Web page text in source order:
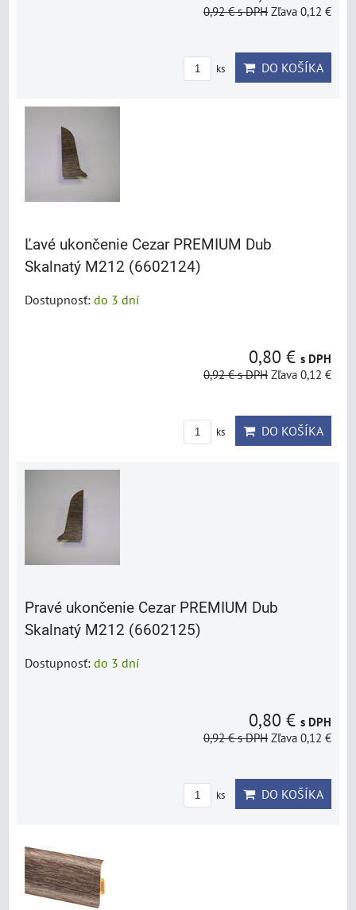
0,92 €s DPH Zľava 0,12 €
ks DO KOŠÍKA
Ľavé ukončenie Cezar PREMIUM Dub
Skalnatý M212 (6602124)
Dostupnosť: do 3 dní
0,80 € s DPH
0,92 €s DPH Zľava 0,12 €
ks DO KOŠÍKA
Pravé ukončenie Cezar PREMIUM Dub
Skalnatý M212 (6602125)
Dostupnosť: do 3 dní
0,80 € s DPH
0,92 €s DPH Zľava 0,12 €
ks DO KOŠÍKA